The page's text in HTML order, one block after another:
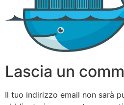
Lascia un
Il tuo indirizzo email non sarà